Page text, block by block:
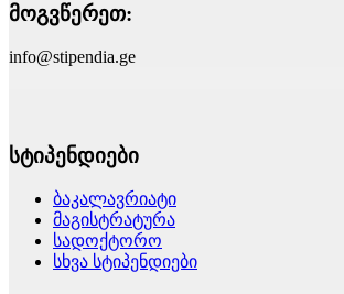
მოგვწერეთ:
info@stipendia.ge
სტიპენდიები
ბაკალავრიატი
მაგისტრატურა
სადოქტორო
სხვა სტიპენდიები